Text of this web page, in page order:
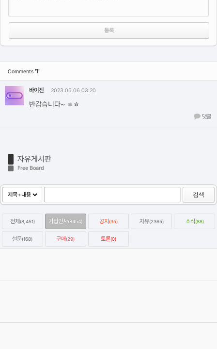
Comments '1'
바이진 2023.05.06 03:20
반갑습니다~ ㅎㅎ
댓글
자유게시판
Free Board
검색
전체 (8,451) 가입인사(8454) 공지 (35) 자유(2365) 소식(88)
설문(168) 구매(29) 토론(0)